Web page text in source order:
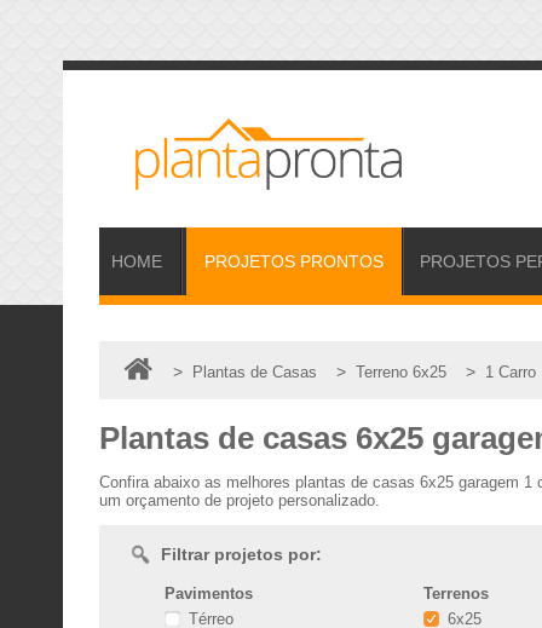
HOME PROJETOS PRONTOS PROJETOS
> Plantas de Casas > Terreno 6x25 > 1 Carro
Plantas de casas 6x25
Confira abaixo as melhores plantas de casas 6x25 garagem
um orçamento de projeto personalizado.
Filtrar projetos por:
Pavimentos
Térreo
Terrenos
6x25